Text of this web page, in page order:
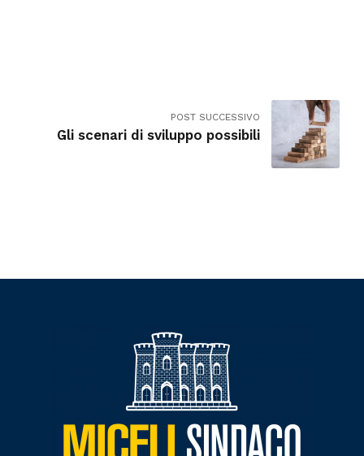
POST SUCCESSIVO
Gli scenari di sviluppo possibili